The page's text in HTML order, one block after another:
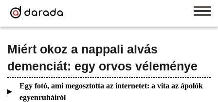
Miért okoz a nappali alvás
demenciát: egy orvos véleménye
Egy fotó, ami megosztotta az internetet: a vita az ápolók
egyenruháiról